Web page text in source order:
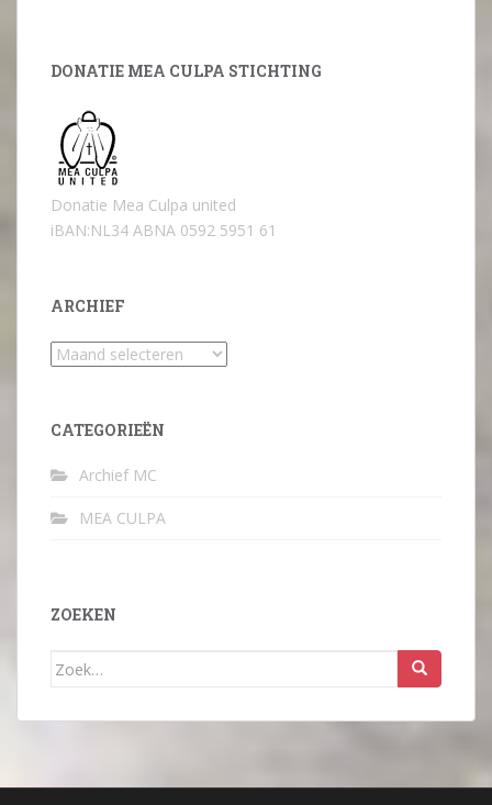
DONATIE MEA CULPA STICHTING
Donatie Mea Culpa united
iBAN:NL34 ABNA 0592 5951 61
ARCHIEF
Archief
CATEGORIEËN
Archief MC
MEA CULPA
ZOEKEN
Zoek